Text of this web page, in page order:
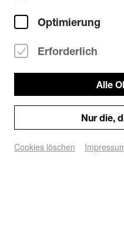
Optimierung
Erforderlich
Alle
Nur die,
Cookies löschen
LINIE 7 / HALTESTELLE
Ort/Club:
Open Air -
Deutzer Hafen
50679 Köln